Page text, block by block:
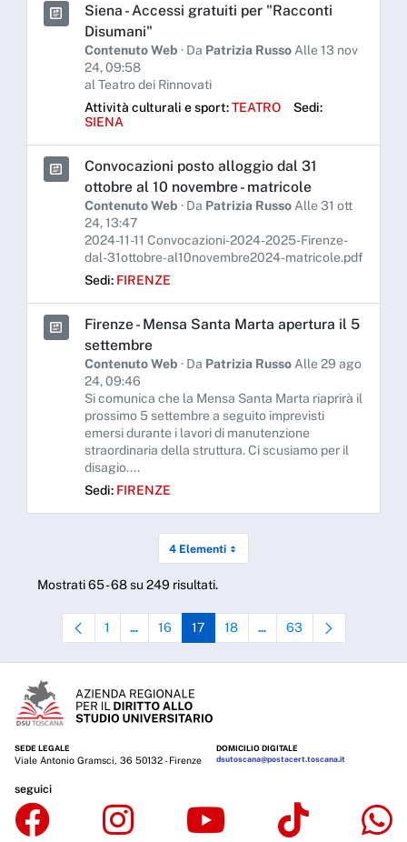
Siena - Accessi gratuiti per "Racconti
Disumani"
Contenuto Web · Da Patrizia Russo Alle 13 nov
24, 09:58
al Teatro dei Rinnovati
Attività culturali e sport:TEATRO
Sedi:
SIENA
Convocazioni posto alloggio dal 31
ottobre al 10 novembre - matricole
Contenuto Web · Da Patrizia Russo Alle 31 ott
24, 13:47
2024-11-11 Convocazioni-2024-2025-Firenze-
dal-31ottobre-al10novembre2024-matricole.pdf
Sedi: FIRENZE
Firenze - Mensa Santa Marta apertura il 5
settembre
Contenuto Web · Da Patrizia Russo Alle 29 ago
24, 09:46
Si comunica che la Mensa Santa Marta riaprirà il
prossimo 5 settembre a seguito imprevisti
emersi durante i lavori di manutenzione
straordinaria della struttura. Ci scusiamo per il
disagio....
Sedi: FIRENZE
4 Elementi
Mostrati 65 - 68 su 249 risultati.
Pagina
1 ...Pagine intermedie Use TAB to navigate.
Pagina
16 Pagina
17 Pagina
18 ...Pagine intermedie Use
Pagina
63
SEDE LEGALE
Viale Antonio Gramsci, 36 50132 - Firenze
DOMICILIO DIGITALE
dsutoscana@postacert.toscana.it
seguici